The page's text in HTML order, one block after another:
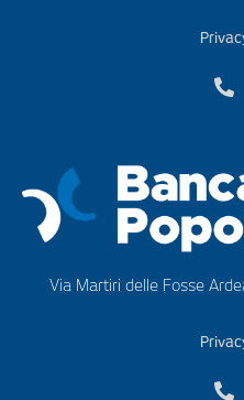
Via Martiri delle Fosse